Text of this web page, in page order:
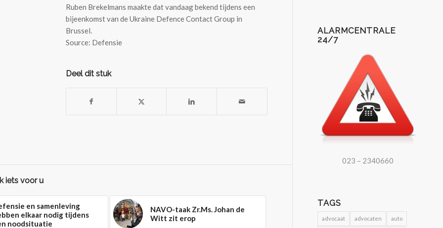
Ruben Brekelmans maakte dat vandaag bekend tijdens een
bijeenkomst van de Ukraine Defence Contact Group in
Brussel.
Source: Defensie
Deel dit stuk
iets voor u
en samenleving
elkaar nodig tijdens
noodsituatie
NAVO-taak Zr.Ms. Johan de
Witt zit erop
ALARMCENTRALE
24/7
023 – 2340660
TAGS
advocaat advocaten auto